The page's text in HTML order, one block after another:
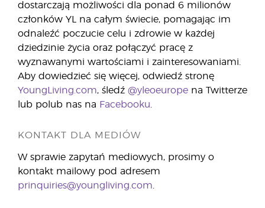
dostarczają możliwości dla ponad 6 milionów
członków YL na całym świecie, pomagając im
odnaleźć poczucie celu i zdrowie w każdej
dziedzinie życia oraz połączyć pracę z
wyznawanymi wartościami i zainteresowaniami.
Aby dowiedzieć się więcej, odwiedź stronę
YoungLiving.com, śledź @yleoeurope na Twitterze
lub polub nas na Facebooku
KONTAKT DLA MEDIÓW
W sprawie zapytań mediowych, prosimy o
kontakt mailowy pod adresem
prinquiries@youngliving.com